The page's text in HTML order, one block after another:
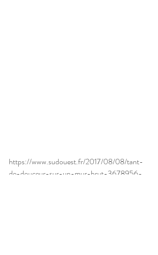
https://www.sudouest.fr/2017/08/08/tant-
de-douceur-sur-un-mur-brut-3678956-